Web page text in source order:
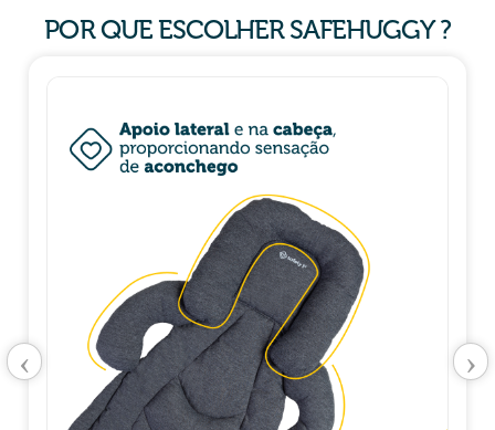
POR QUE ESCOLHER SAFEHUGGY ?
‹ ›